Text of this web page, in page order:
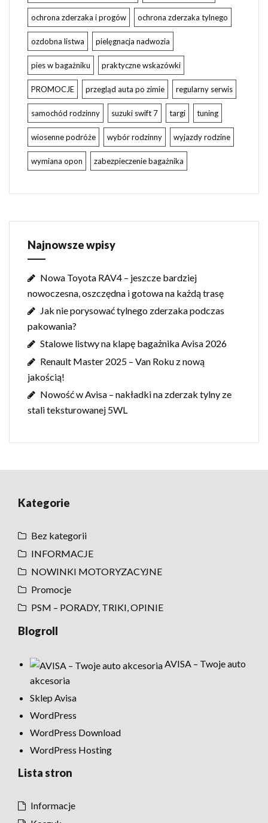
ochrona zderzaka i progów ochrona zderzaka tylnego
ozdobna listwa pielęgnacja nadwozia
pies w bagażniku praktyczne wskazówki
PROMOCJE przegląd auta po zimie regularny serwis
samochód rodzinny suzuki swift 7 targi tuning
wiosenne podróże wybór rodzinny wyjazdy rodzine
wymiana opon zabezpieczenie bagażnika
Najnowsze wpisy
Nowa Toyota RAV4 – jeszcze bardziej
nowoczesna, oszczędna i gotowa na każdą trasę
Jak nie porysować tylnego zderzaka podczas
pakowania?
Stalowe listwy na klapę bagażnika Avisa 2026
Renault Master 2025 – Van Roku z nową
jakością!
Nowość w Avisa – nakładki na zderzak tylny ze
stali teksturowanej 5WL
Kategorie
Bez kategorii
INFORMACJE
NOWINKI MOTORYZACYJNE
Promocje
PSM – PORADY, TRIKI, OPINIE
Blogroll
AVISA – Twoje auto
akcesoria
Sklep Avisa
WordPress
WordPress Download
WordPress Hosting
Lista stron
Informacje